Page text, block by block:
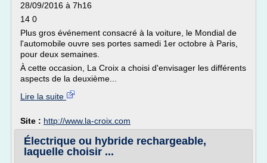
28/09/2016 à 7h16
14 0
Plus gros événement consacré à la voiture, le Mondial de
l'automobile ouvre ses portes samedi 1er octobre à Paris,
pour deux semaines.
À cette occasion, La Croix a choisi d'envisager les différents
aspects de la deuxième...
Lire la suite
Site : http://www.la-croix.com
Électrique ou hybride rechargeable,
laquelle choisir ...